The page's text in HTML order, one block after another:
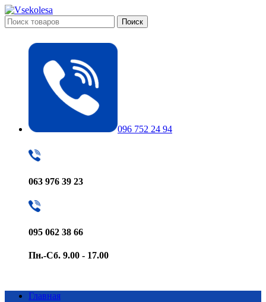
Поиск
096 752 24 94
063 976 39 23
095 062 38 66
Пн.-Сб. 9.00 - 17.00
Главная